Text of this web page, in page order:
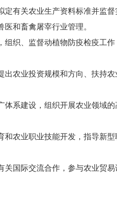
有关农业生产资料标准并监
和畜禽屠宰行业管理。
织、监督动植物防疫检疫工
农业投资规模和方向、扶持
系建设，组织开展农业领域
农业职业技能开发，指导新
国际交流合作，参与农业贸